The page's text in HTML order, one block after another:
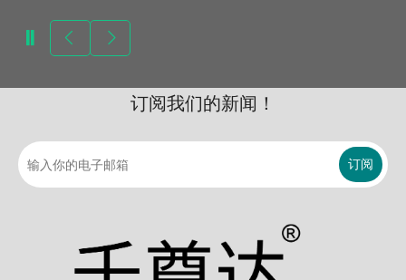
订阅我们的新闻！
订阅